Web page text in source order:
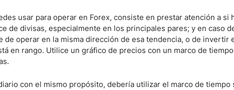
usar para operar en Forex, consiste en prestar atención a si
de divisas, especialmente en los principales pares; y en caso
de operar en la misma dirección de esa tendencia, o de invertir
en rango. Utilice un gráfico de precios con un marco de
con el mismo propósito, debería utilizar el marco de tiempo